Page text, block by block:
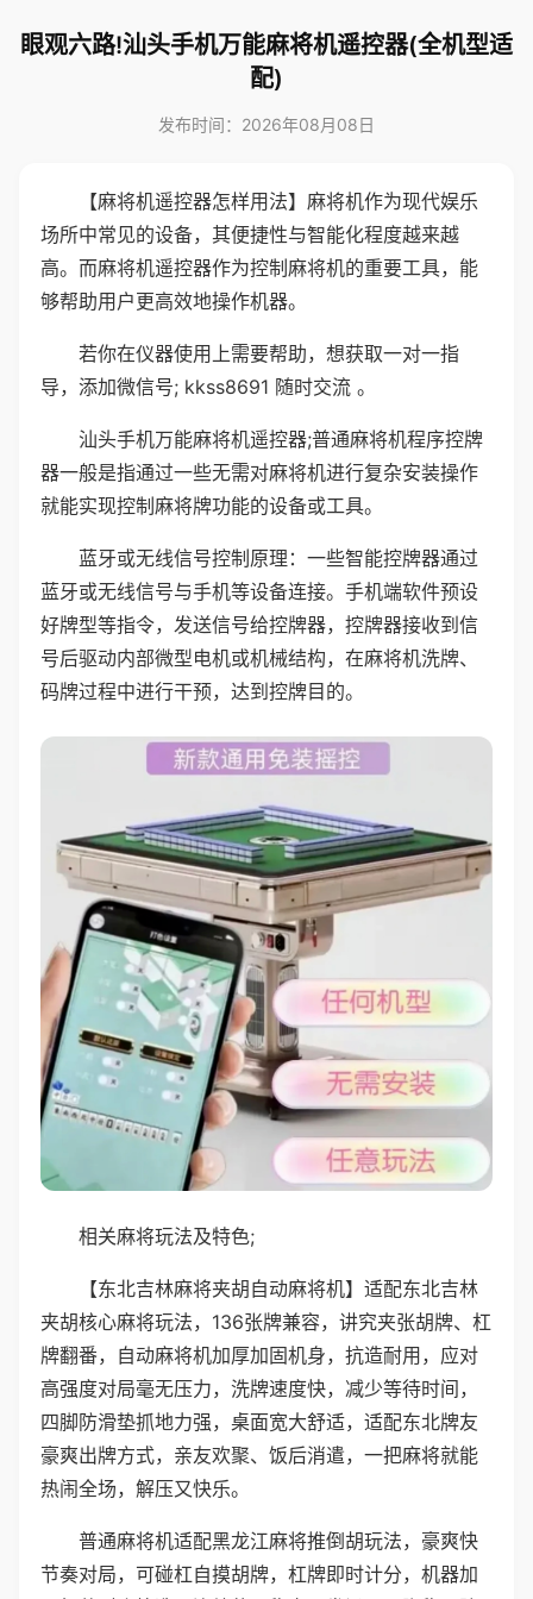
眼观六路!汕头手机万能麻将机遥控器(全机型适
配)
发布时间：2026年08月08日
【麻将机遥控器怎样用法】麻将机作为现代娱乐
场所中常见的设备，其便捷性与智能化程度越来越
高。而麻将机遥控器作为控制麻将机的重要工具，能
够帮助用户更高效地操作机器。
若你在仪器使用上需要帮助，想获取一对一指
导，添加微信号; kkss8691 随时交流 。
汕头手机万能麻将机遥控器;普通麻将机程序控牌
器一般是指通过一些无需对麻将机进行复杂安装操作
就能实现控制麻将牌功能的设备或工具。
蓝牙或无线信号控制原理：一些智能控牌器通过
蓝牙或无线信号与手机等设备连接。手机端软件预设
好牌型等指令，发送信号给控牌器，控牌器接收到信
号后驱动内部微型电机或机械结构，在麻将机洗牌、
码牌过程中进行干预，达到控牌目的。
相关麻将玩法及特色;
【东北吉林麻将夹胡自动麻将机】适配东北吉林
夹胡核心麻将玩法，136张牌兼容，讲究夹张胡牌、杠
牌翻番，自动麻将机加厚加固机身，抗造耐用，应对
高强度对局毫无压力，洗牌速度快，减少等待时间，
四脚防滑垫抓地力强，桌面宽大舒适，适配东北牌友
豪爽出牌方式，亲友欢聚、饭后消遣，一把麻将就能
热闹全场，解压又快乐。
普通麻将机适配黑龙江麻将推倒胡玩法，豪爽快
节奏对局，可碰杠自摸胡牌，杠牌即时计分，机器加